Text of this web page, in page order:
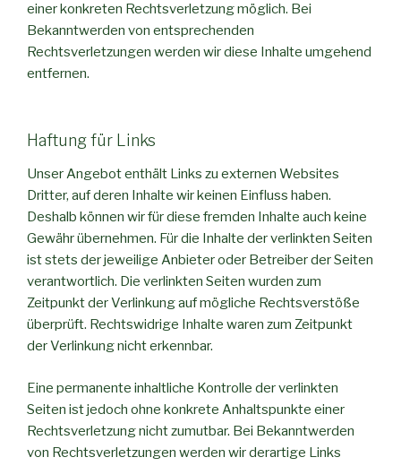
einer konkreten Rechtsverletzung möglich. Bei
Bekanntwerden von entsprechenden
Rechtsverletzungen werden wir diese Inhalte umgehend
entfernen.
Haftung für Links
Unser Angebot enthält Links zu externen Websites
Dritter, auf deren Inhalte wir keinen Einfluss haben.
Deshalb können wir für diese fremden Inhalte auch keine
Gewähr übernehmen. Für die Inhalte der verlinkten Seiten
ist stets der jeweilige Anbieter oder Betreiber der Seiten
verantwortlich. Die verlinkten Seiten wurden zum
Zeitpunkt der Verlinkung auf mögliche Rechtsverstöße
überprüft. Rechtswidrige Inhalte waren zum Zeitpunkt
der Verlinkung nicht erkennbar.
Eine permanente inhaltliche Kontrolle der verlinkten
Seiten ist jedoch ohne konkrete Anhaltspunkte einer
Rechtsverletzung nicht zumutbar. Bei Bekanntwerden
von Rechtsverletzungen werden wir derartige Links